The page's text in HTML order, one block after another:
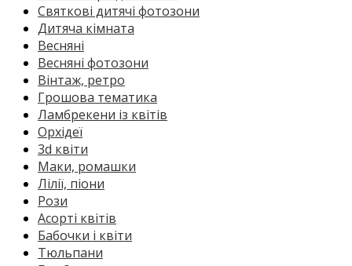
Святкові дитячі фотозони
Дитяча кімната
Весняні
Весняні фотозони
Вінтаж, ретро
Грошова тематика
Ламбрекени із квітів
Орхідеї
3d квіти
Маки, ромашки
Лілії, піони
Рози
Асорті квітів
Бабочки і квіти
Тюльпани